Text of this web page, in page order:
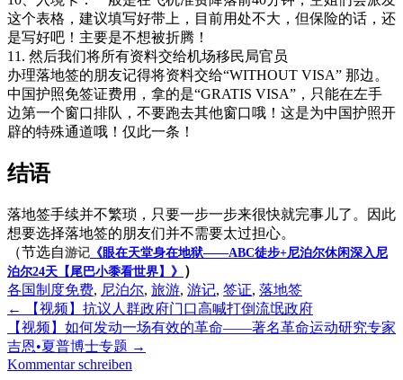
这个表格，建议填写好带上，目前用处不大，但保险的话，还
是写好吧！主要是不想被折腾！
11. 然后我们将所有资料交给机场移民局官员
办理落地签的朋友记得将资料交给“WITHOUT VISA” 那边。
中国护照免签证费用，拿的是“GRATIS VISA”，只能在左手
边第一个窗口排队，不要跑去其他窗口哦！这是为中国护照开
辟的特殊通道哦！仅此一条！
结语
落地签手续并不繁琐，只要一步一步来很快就完事儿了。因此
想要选择落地签的朋友们并不需要太过担心。
（节选自游记 《眼在天堂身在地狱——ABC徒步+尼泊尔休闲深入尼
泊尔24天【尾巴小黍看世界】》 ）
各国制度免费, 尼泊尔, 旅游, 游记, 签证, 落地签
←
【视频】抗议人群政府门口高喊打倒流氓政府
【视频】如何发动一场有效的革命——著名革命运动研究专家
吉恩•夏普博士专题 →
Kommentar schreiben